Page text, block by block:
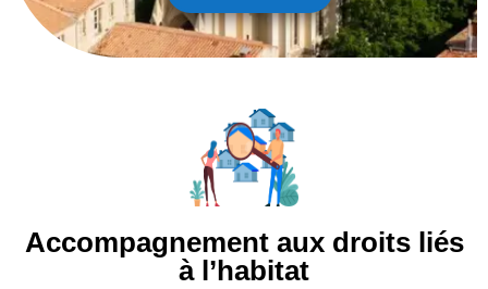
Accompagnement aux droits liés
à l’habitat